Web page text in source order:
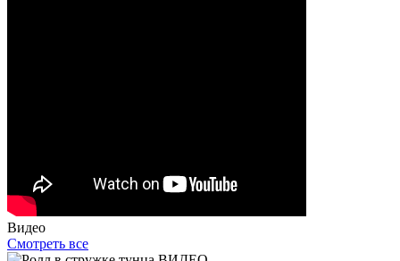
Видео
Смотреть все